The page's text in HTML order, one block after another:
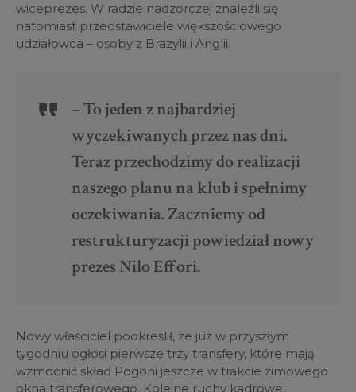
wiceprezes. W radzie nadzorczej znaleźli się
natomiast przedstawiciele większościowego
udziałowca – osoby z Brazylii i Anglii.
– To jeden z najbardziej
wyczekiwanych przez nas dni.
Teraz przechodzimy do realizacji
naszego planu na klub i spełnimy
oczekiwania. Zaczniemy od
restrukturyzacji powiedział nowy
prezes Nilo Effori.
Nowy właściciel podkreślił, że już w przyszłym
tygodniu ogłosi pierwsze trzy transfery, które mają
wzmocnić skład Pogoni jeszcze w trakcie zimowego
okna transferowego. Kolejne ruchy kadrowe